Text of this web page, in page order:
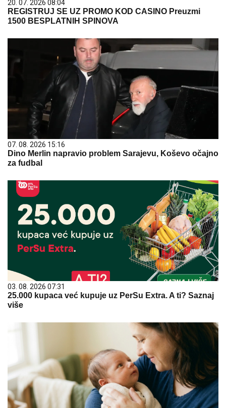
20. 07. 2026 08:04
REGISTRUJ SE UZ PROMO KOD CASINO Preuzmi
1500 BESPLATNIH SPINOVA
07. 08. 2026 15:16
Dino Merlin napravio problem Sarajevu, Koševo očajno
za fudbal
03. 08. 2026 07:31
25.000 kupaca već kupuje uz PerSu Extra. A ti? Saznaj
više